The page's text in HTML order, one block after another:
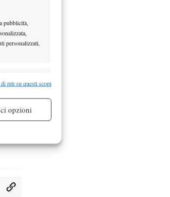
pubblicità,
personalizzati,
Sempre attivo
di più su questi scopi
opzioni